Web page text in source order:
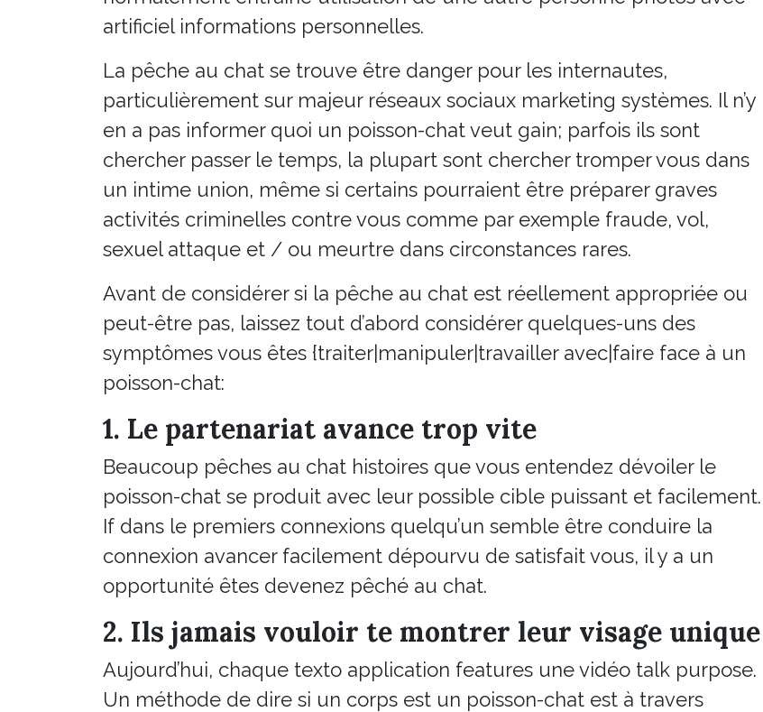
artificiel informations personnelles.
La pêche au chat se trouve être danger pour les internautes,
particulièrement sur majeur réseaux sociaux marketing systèmes. Il n’y
en a pas informer quoi un poisson-chat veut gain; parfois ils sont
chercher passer le temps, la plupart sont chercher tromper vous dans
un intime union, même si certains pourraient être préparer graves
activités criminelles contre vous comme par exemple fraude, vol,
sexuel attaque et / ou meurtre dans circonstances rares.
Avant de considérer si la pêche au chat est réellement appropriée ou
peut-être pas, laissez tout d’abord considérer quelques-uns des
symptômes vous êtes {traiter|manipuler|travailler avec|faire face à un
poisson-chat:
1. Le partenariat avance trop vite
Beaucoup pêches au chat histoires que vous entendez dévoiler le
poisson-chat se produit avec leur possible cible puissant et facilement.
If dans le premiers connexions quelqu’un semble être conduire la
connexion avancer facilement dépourvu de satisfait vous, il y a un
opportunité êtes devenez pêché au chat.
2. Ils jamais vouloir te montrer leur visage unique
Aujourd’hui, chaque texto application features une vidéo talk purpose.
Un méthode de dire si un corps est un poisson-chat est à travers